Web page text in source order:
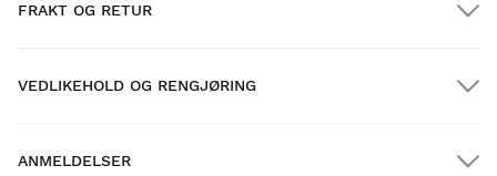
FRAKT OG RETUR
Hjemlevering over $300.00
VEDLIKEHOLD OG RENGJØRING
ANMELDELSER